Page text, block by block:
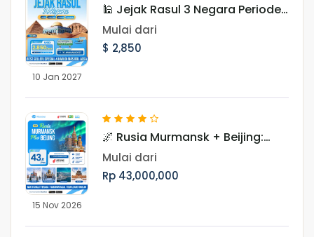
10 Jan 2027
🕌 Jejak Rasul 3 Negara Periode
Januari 2027
Mulai dari
$ 2,850
15 Nov 2026
🌌 Rusia Murmansk + Beijing:
Hunting Aurora 10 Hari Periode
November
Mulai dari
Rp 43,000,000